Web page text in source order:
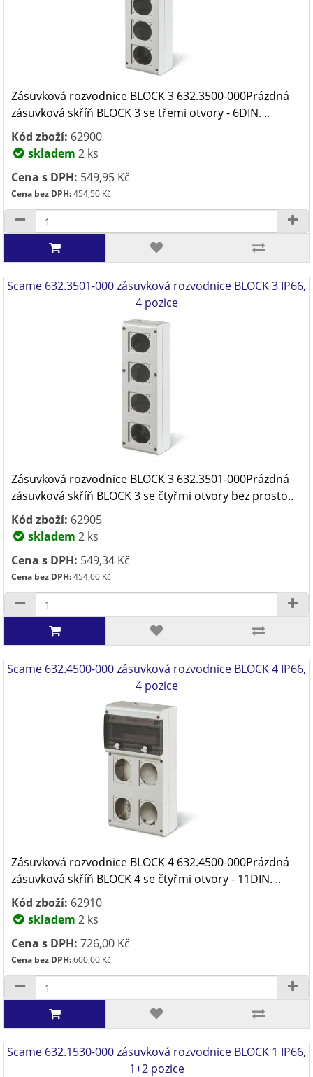
Zásuvková rozvodnice BLOCK 3 632.3500-000Prázdná
zásuvková skříň BLOCK 3 se třemi otvory - 6DIN. ..
Kód zboží: 62900
skladem 2 ks
Cena s DPH: 549,95 Kč
Cena bez DPH:454,50 Kč
Scame 632.3501-000 zásuvková rozvodnice BLOCK 3 IP66,
4 pozice
Zásuvková rozvodnice BLOCK 3 632.3501-000Prázdná
zásuvková skříň BLOCK 3 se čtyřmi otvory bez prosto..
Kód zboží: 62905
skladem 2 ks
Cena s DPH: 549,34 Kč
Cena bez DPH:454,00 Kč
Scame 632.4500-000 zásuvková rozvodnice BLOCK 4 IP66,
4 pozice
Zásuvková rozvodnice BLOCK 4 632.4500-000Prázdná
zásuvková skříň BLOCK 4 se čtyřmi otvory - 11DIN. ..
Kód zboží: 62910
skladem 2 ks
Cena s DPH: 726,00 Kč
Cena bez DPH:600,00 Kč
Scame 632.1530-000 zásuvková rozvodnice BLOCK 1 IP66,
1+2 pozice